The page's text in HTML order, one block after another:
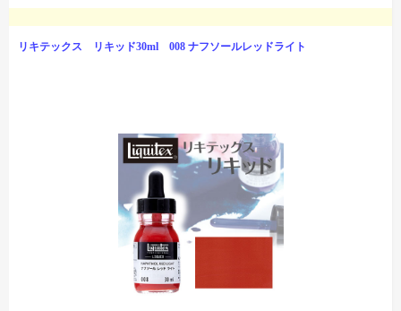
リキテックス リキッド30ml 008 ナフソールレッドライト